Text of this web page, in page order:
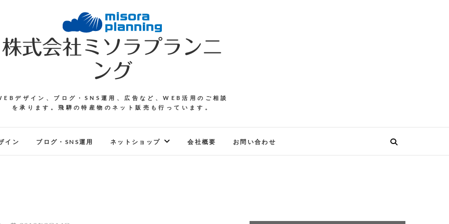
株式会社ミソラプランニ
ング
デザイン、ブログ・SNS運用、広告など、WEB活用のご相談
を承ります。飛騨の特産物のネット販売も行っています。
イン ブログ・SNS運用 ネットショップ 会社概要 お問い合わせ